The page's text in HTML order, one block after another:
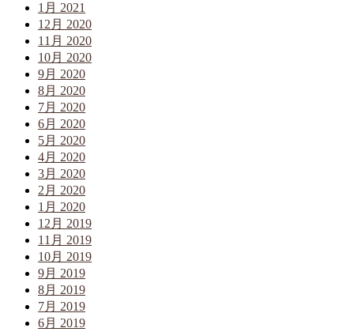
1月 2021
12月 2020
11月 2020
10月 2020
9月 2020
8月 2020
7月 2020
6月 2020
5月 2020
4月 2020
3月 2020
2月 2020
1月 2020
12月 2019
11月 2019
10月 2019
9月 2019
8月 2019
7月 2019
6月 2019